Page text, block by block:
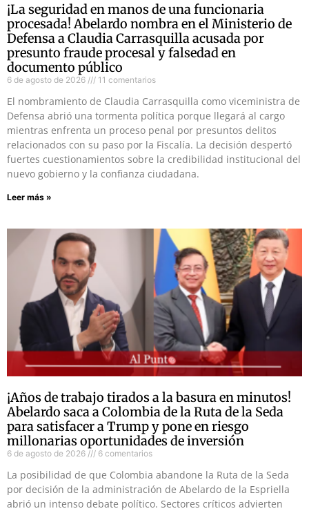
¡La seguridad en manos de una funcionaria
procesada! Abelardo nombra en el Ministerio de
Defensa a Claudia Carrasquilla acusada por
presunto fraude procesal y falsedad en
documento público
6 de agosto de 2026 11 comentarios
El nombramiento de Claudia Carrasquilla como viceministra de
Defensa abrió una tormenta política porque llegará al cargo
mientras enfrenta un proceso penal por presuntos delitos
relacionados con su paso por la Fiscalía. La decisión despertó
fuertes cuestionamientos sobre la credibilidad institucional del
nuevo gobierno y la confianza ciudadana.
Leer más »
¡Años de trabajo tirados a la basura en minutos!
Abelardo saca a Colombia de la Ruta de la Seda
para satisfacer a Trump y pone en riesgo
millonarias oportunidades de inversión
6 de agosto de 2026 6 comentarios
La posibilidad de que Colombia abandone la Ruta de la Seda
por decisión de la administración de Abelardo de la Espriella
abrió un intenso debate político. Sectores críticos advierten